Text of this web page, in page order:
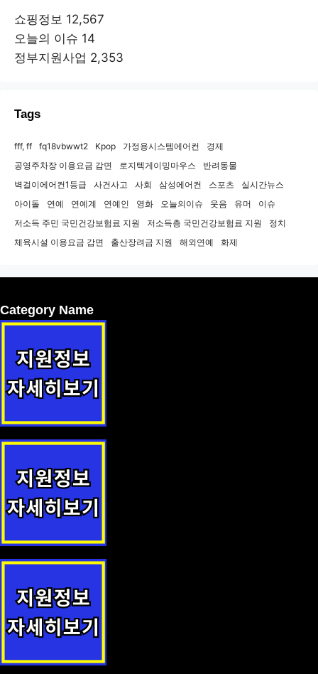
쇼핑정보 12,567
오늘의 이슈 14
정부지원사업 2,353
Tags
fff, ff fq18vbwwt2 Kpop 가정용시스템에어컨
경제
공영주차장 이용요금 감면
로지텍게이밍마우스
반려동물
벽걸이에어컨1등급
사건사고 사회 삼성에어컨 스포츠
실시간뉴스
아이돌
연예 연예계 연예인 영화 오늘의이슈 웃음 유머
이슈
저소득 주민 국민건강보험료 지원
저소득층 국민건강보험료 지원
정치
체육시설 이용요금 감면
출산장려금 지원 해외연예 화제
Category Name